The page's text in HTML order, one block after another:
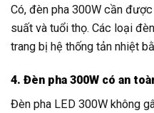
Có, đèn pha 300W cần
suất và tuổi thọ. Các loại
trang bị hệ thống tản nhiệt
4. Đèn pha 300W có an
Đèn pha LED 300W không